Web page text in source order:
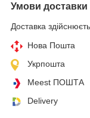
Умови доставки
Доставка
Нова Пошта
Укрпошта
Meest ПОШТА
Delivery